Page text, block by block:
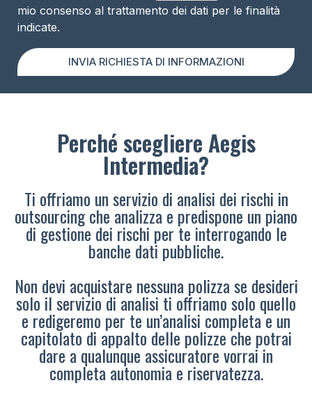
mio consenso al trattamento dei dati per le finalità
indicate.
INVIA RICHIESTA DI INFORMAZIONI
Perché scegliere Aegis
Intermedia?
Ti offriamo un servizio di analisi dei rischi in
outsourcing che analizza e predispone un piano
di gestione dei rischi per te interrogando le
banche dati pubbliche.
Non devi acquistare nessuna polizza se desideri
solo il servizio di analisi ti offriamo solo quello
e redigeremo per te un’analisi completa e un
capitolato di appalto delle polizze che potrai
dare a qualunque assicuratore vorrai in
completa autonomia e riservatezza.